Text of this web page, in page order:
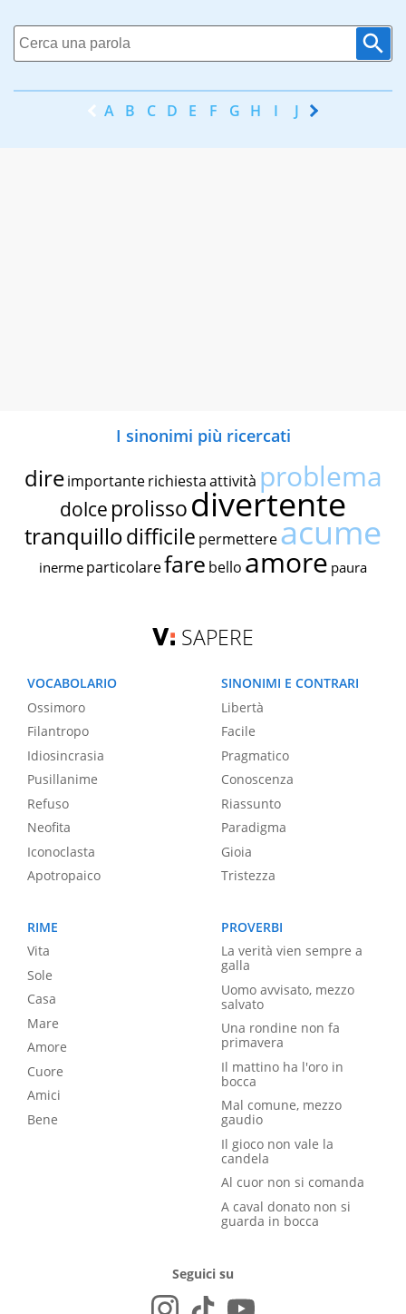
A B C D E F G H I J K
I sinonimi più ricercati
dire importante richiestaattività problema
dolce prolissodivertente
tranquillodifficile permettereacume
inerme particolarefare bello amore paura
SAPERE
VOCABOLARIO
Ossimoro
Filantropo
Idiosincrasia
Pusillanime
Refuso
Neofita
Iconoclasta
Apotropaico
SINONIMI E CONTRARI
Libertà
Facile
Pragmatico
Conoscenza
Riassunto
Paradigma
Gioia
Tristezza
RIME
Vita
Sole
Casa
Mare
Amore
Cuore
Amici
Bene
PROVERBI
La verità vien sempre a
galla
Uomo avvisato, mezzo
salvato
Una rondine non fa
primavera
Il mattino ha l'oro in
bocca
Mal comune, mezzo
gaudio
Il gioco non vale la
candela
Al cuor non si comanda
A caval donato non si
guarda in bocca
Seguici su